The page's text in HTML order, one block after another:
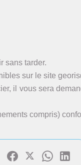
sans tarder.
sur le site
il vous sera
compris)